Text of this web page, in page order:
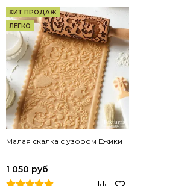
ХИТ ПРОДАЖ
ЛЕГКО
Малая скалка с узором Ежики
1 050 руб